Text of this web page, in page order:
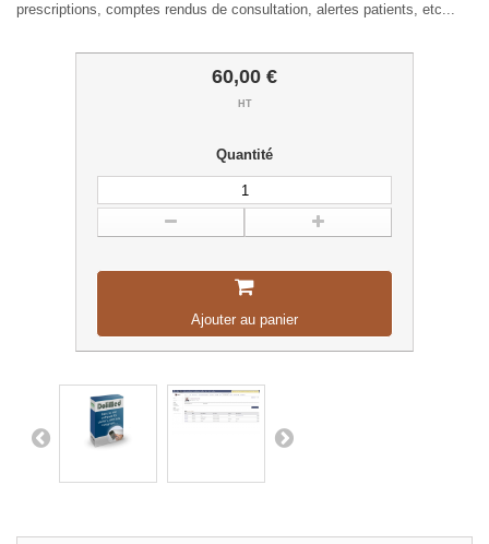
prescriptions, comptes rendus de consultation, alertes patients, etc...
60,00 €
HT
Quantité
Ajouter au panier